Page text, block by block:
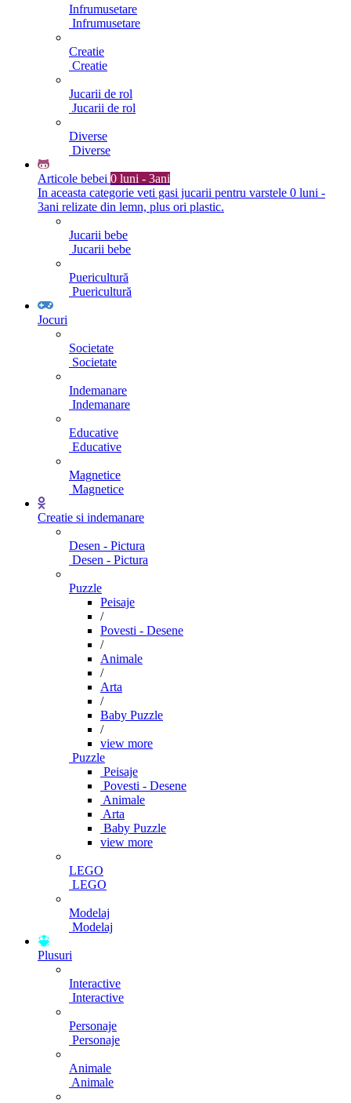
Infrumusetare
Infrumusetare
Creatie
Creatie
Jucarii de rol
Jucarii de rol
Diverse
Diverse
Articole bebei 0 luni - 3ani
In aceasta categorie veti gasi jucarii pentru varstele 0 luni -
3ani relizate din lemn, plus ori plastic.
Jucarii bebe
Jucarii bebe
Puericultură
Puericultură
Jocuri
Societate
Societate
Indemanare
Indemanare
Educative
Educative
Magnetice
Magnetice
Creatie si indemanare
Desen - Pictura
Desen - Pictura
Puzzle
Peisaje
/
Povesti - Desene
/
Animale
/
Arta
/
Baby Puzzle
/
view more
Puzzle
Peisaje
Povesti - Desene
Animale
Arta
Baby Puzzle
view more
LEGO
LEGO
Modelaj
Modelaj
Plusuri
Interactive
Interactive
Personaje
Personaje
Animale
Animale